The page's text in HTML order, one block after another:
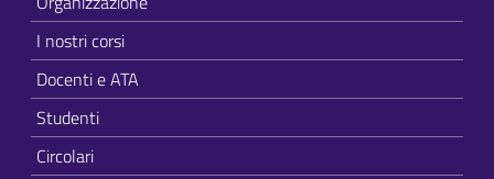
I nostri corsi
Docenti e ATA
Studenti
Circolari